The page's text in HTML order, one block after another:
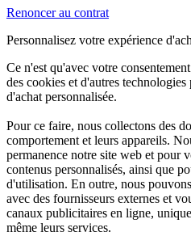
Renoncer au contrat
Personnalisez votre expérience
Ce n'est qu'avec votre
des cookies et d'autres
d'achat personnalisée.
Pour ce faire, nous collectons des
comportement et leurs appareils.
permanence notre site web et pour
contenus personnalisés, ainsi que
d'utilisation. En outre, nous
avec des fournisseurs externes et
canaux publicitaires en ligne,
même leurs services.